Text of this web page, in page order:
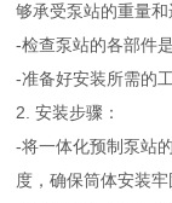
够承受泵站的重量和
-检查泵站的各部件
-准备好安装所需的
2. 安装步骤：
-将一体化预制泵站
度，确保筒体安装牢